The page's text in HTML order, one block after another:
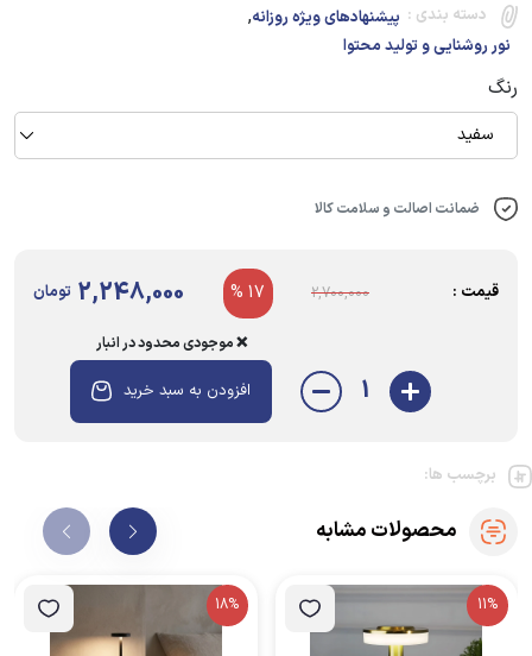
دسته بندی : پیشنهادهای ویژه روزانه,
نور روشنایی و تولید محتوا
رنگ
سفید
ضمانت اصالت و سلامت کالا
قیمت : 2,700,000
17 %
2,248,000 تومان
1
❌ موجودی محدود در انبار
افزودن به سبد خرید
برچسب ها:
محصولات مشابه
11%
18%